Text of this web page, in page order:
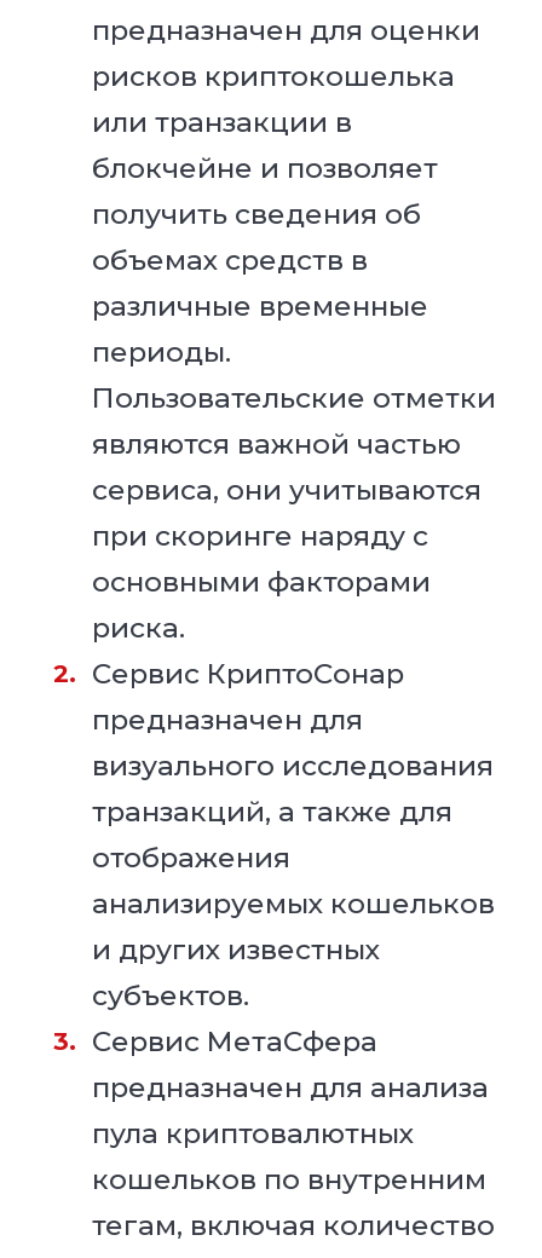
предназначен для оценки
рисков криптокошелька
или транзакции в
блокчейне и позволяет
получить сведения об
объемах средств в
различные временные
периоды.
Пользовательские отметки
являются важной частью
сервиса, они учитываются
при скоринге наряду с
основными факторами
риска.
Сервис КриптоСонар
предназначен для
визуального исследования
транзакций, а также для
отображения
анализируемых кошельков
и других известных
субъектов.
Сервис МетаСфера
предназначен для анализа
пула криптовалютных
кошельков по внутренним
тегам, включая количество